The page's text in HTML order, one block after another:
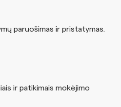
paruošimas ir pristatymas.
ir patikimais mokėjimo